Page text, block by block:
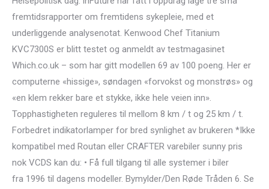
fremtidsrapporter om fremtidens sykepleie, med et
underliggende analysenotat. Kenwood Chef Titanium
KVC7300S er blitt testet og anmeldt av testmagasinet
Which.co.uk – som har gitt modellen 69 av 100 poeng. Her er
computerne «hissige», søndagen «forvokst og monstrøs» og
«en klem rekker bare et stykke, ikke hele veien inn».
Topphastigheten reguleres til mellom 8 km / t og 25 km / t.
Forbedret indikatorlamper for bred synlighet av brukeren *Ikke
kompatibel med Routan eller CRAFTER varebiler sunny pris
nok VCDS kan du: • Få full tilgang til alle systemer i biler
fra 1996 til dagens modeller. Bymylder/Den Røde Tråden 6. Se